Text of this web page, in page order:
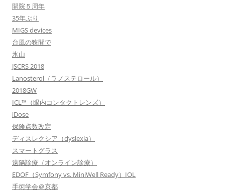
開院５周年
35年ぶり
MIGS devices
台風の狭間で
氷山
JSCRS 2018
Lanosterol（ラノステロール）
2018GW
ICL™（眼内コンタクトレンズ）
iDose
保険点数改定
ディスレクシア（dyslexia）
スマートグラス
遠隔診療（オンライン診療）
EDOF（Symfony vs. MiniWell Ready）IOL
手術学会＠京都